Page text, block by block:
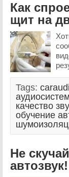
Как
щит на
Tags:
качество
обучение
Не
автозвук!